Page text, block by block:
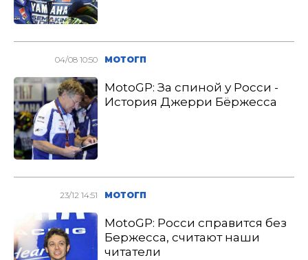
04/08 10:50 МОТОГП
MotoGP: За спиной у Росси -
История Джерри Бёржесса
23/12 14:51 МОТОГП
MotoGP: Росси справится без
Бержесса, считают наши
читатели